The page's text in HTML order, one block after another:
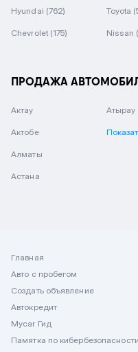
Hyundai (762) Toyota
Chevrolet (175) Nissan
ПРОДАЖА
Актау
Актобе
Алматы
Астана
Атырау
Главная
Авто с пробегом
Создать объявление
Автокредит
Mycar Гид
Памятка по кибербезопасности